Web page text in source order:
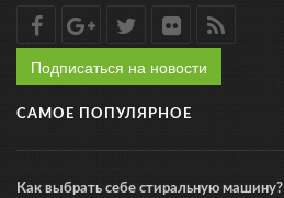
Подписаться на новости
САМОЕ ПОПУЛЯРНОЕ
Как выбрать себе стиральную машину?